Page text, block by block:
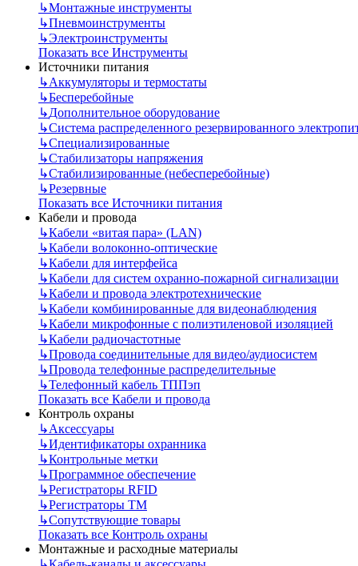
↳Монтажные инструменты
↳Пневмоинструменты
↳Электроинструменты
Показать все Инструменты
Источники питания
↳Аккумуляторы и термостаты
↳Бесперебойные
↳Дополнительное оборудование
↳Система распределенного резервированного
↳Специализированные
↳Стабилизаторы напряжения
↳Стабилизированные (небесперебойные)
↳Резервные
Показать все Источники питания
Кабели и провода
↳Кабели «витая пара» (LAN)
↳Кабели волоконно-оптические
↳Кабели для интерфейса
↳Кабели для систем охранно-пожарной сигнализации
↳Кабели и провода электротехнические
↳Кабели комбинированные для видеонаблюдения
↳Кабели микрофонные с полиэтиленовой изоляцией
↳Кабели радиочастотные
↳Провода соединительные для видео/аудиосистем
↳Провода телефонные распределительные
↳Телефонный кабель ТППэп
Показать все Кабели и провода
Контроль охраны
↳Аксессуары
↳Идентификаторы охранника
↳Контрольные метки
↳Программное обеспечение
↳Регистраторы RFID
↳Регистраторы ТМ
↳Сопутствующие товары
Показать все Контроль охраны
Монтажные и расходные материалы